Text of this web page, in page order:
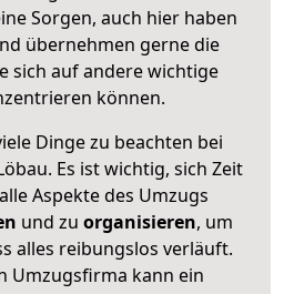
Sorgen, auch hier haben
übernehmen gerne die
sich auf andere wichtige
können.
Dinge zu beachten bei
Es ist wichtig, sich Zeit
Aspekte des Umzugs
und zu organisieren, um
alles reibungslos verläuft.
Umzugsfirma kann ein